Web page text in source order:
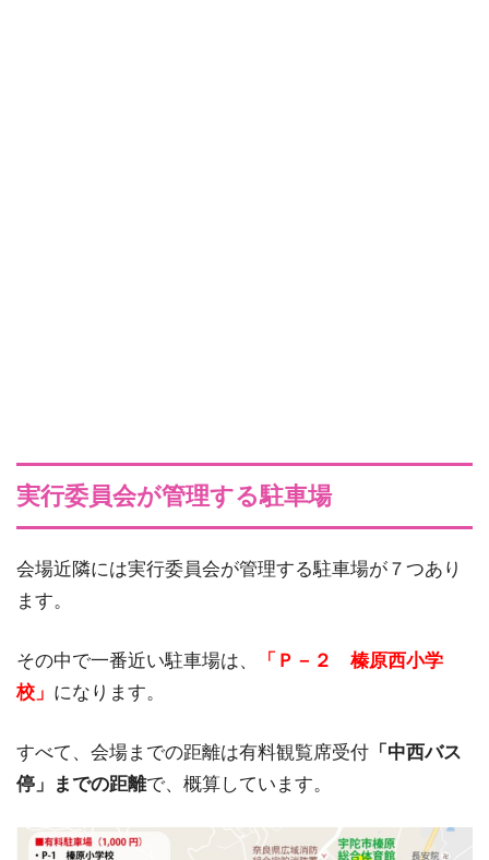
実行委員会が管理する駐車場
会場近隣には実行委員会が管理する駐車場が７つあり
ます。
その中で一番近い駐車場は、
「Ｐ－２ 榛原西小学
校」 になります。
すべて、会場までの距離は有料観覧席受付 「中西バス
停」までの距離で、概算しています。